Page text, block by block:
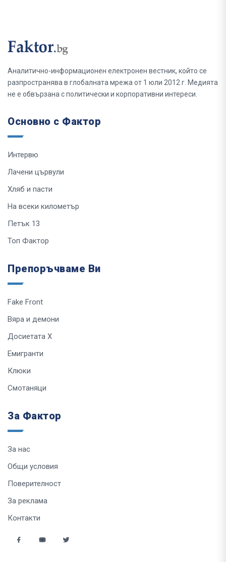
Аналитично-информационен електронен вестник, който се
разпространява в глобалната мрежа от 1 юли 2012 г. Медията
не е обвързана с политически и корпоративни интереси.
Основно с Фактор
Интервю
Лачени цървули
Хляб и пасти
На всеки километър
Петък 13
Топ Фактор
Препоръчваме Ви
Fake Front
Вяра и демони
Досиетата Х
Емигранти
Клюки
Смотаняци
За Фактор
За нас
Общи условия
Поверителност
За реклама
Контакти